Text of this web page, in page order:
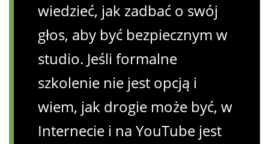
wiedzieć, jak zadbać o swój
głos, aby być bezpiecznym w
studio. Jeśli formalne
szkolenie nie jest opcją i
wiem, jak drogie może być, w
Internecie i na YouTube jest